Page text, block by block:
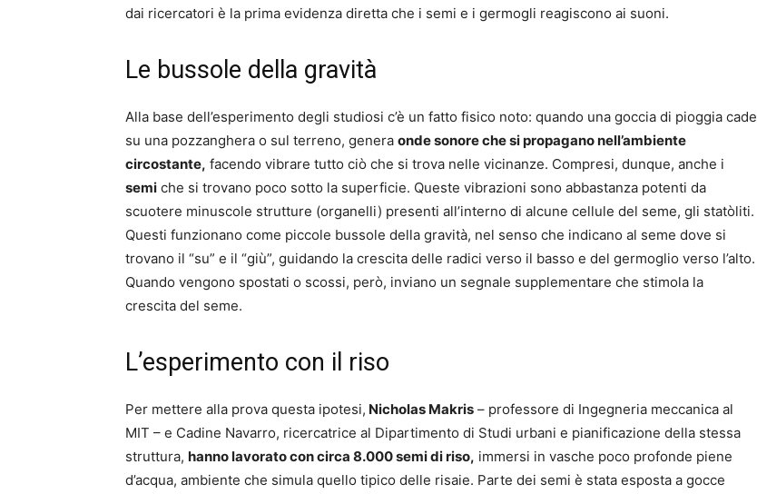
dai ricercatori è la prima evidenza diretta che i semi e i germogli reagiscono ai suoni.
Le bussole della gravità
Alla base dell’esperimento degli studiosi c’è un fatto fisico noto: quando una goccia di pioggia cade
su una pozzanghera o sul terreno, genera onde sonore che si propagano nell’ambiente
circostante, facendo vibrare tutto ciò che si trova nelle vicinanze. Compresi, dunque, anche i
semi che si trovano poco sotto la superficie. Queste vibrazioni sono abbastanza potenti da
scuotere minuscole strutture (organelli) presenti all’interno di alcune cellule del seme, gli statòliti.
Questi funzionano come piccole bussole della gravità, nel senso che indicano al seme dove si
trovano il “su” e il “giù”, guidando la crescita delle radici verso il basso e del germoglio verso l’alto.
Quando vengono spostati o scossi, però, inviano un segnale supplementare che stimola la
crescita del seme.
L’esperimento con il riso
Per mettere alla prova questa ipotesi, Nicholas Makris – professore di Ingegneria meccanica al
MIT – e Cadine Navarro, ricercatrice al Dipartimento di Studi urbani e pianificazione della stessa
struttura, hanno lavorato con circa 8.000 semi di riso, immersi in vasche poco profonde piene
d’acqua, ambiente che simula quello tipico delle risaie. Parte dei semi è stata esposta a gocce